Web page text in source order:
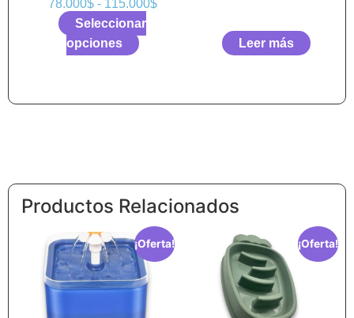
78.000$ - 115.000$
Seleccionar
opciones
Leer más
Productos Relacionados
¡Oferta! ¡Oferta!